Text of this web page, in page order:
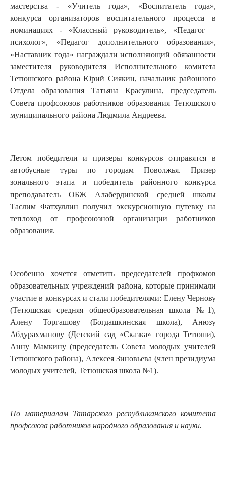
мастерства - «Учитель года», «Воспитатель года»,
конкурса организаторов воспитательного процесса в
номинациях - «Классный руководитель», «Педагог –
психолог», «Педагог дополнительного образования»,
«Наставник года» награждали исполняющий обязанности
заместителя руководителя Исполнительного комитета
Тетюшского района Юрий Сиякин, начальник районного
Отдела образования Татьяна Красулина, председатель
Совета профсоюзов работников образования Тетюшского
муниципального района Людмила Андреева.
Летом победители и призеры конкурсов отправятся в
автобусные туры по городам Поволжья. Призер
зонального этапа и победитель районного конкурса
преподаватель ОБЖ Алабердинской средней школы
Таслим Фатхуллин получил экскурсионную путевку на
теплоход от профсоюзной организации работников
образования.
Особенно хочется отметить председателей профкомов
образовательных учреждений района, которые принимали
участие в конкурсах и стали победителями: Елену Чернову
(Тетюшская средняя общеобразовательная школа №1),
Алену Торгашову (Богдашкинская школа), Анюзу
Абдурахманову (Детский сад «Сказка» города Тетюши),
Анну Мамкину (председатель Совета молодых учителей
Тетюшского района), Алексея Зиновьева (член президиума
молодых учителей, Тетюшская школа №1).
По материалам Татарского республиканского комитета
профсоюза работников народного образования и науки.